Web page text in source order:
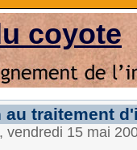
coyote
au traitement
vendredi 15 mai